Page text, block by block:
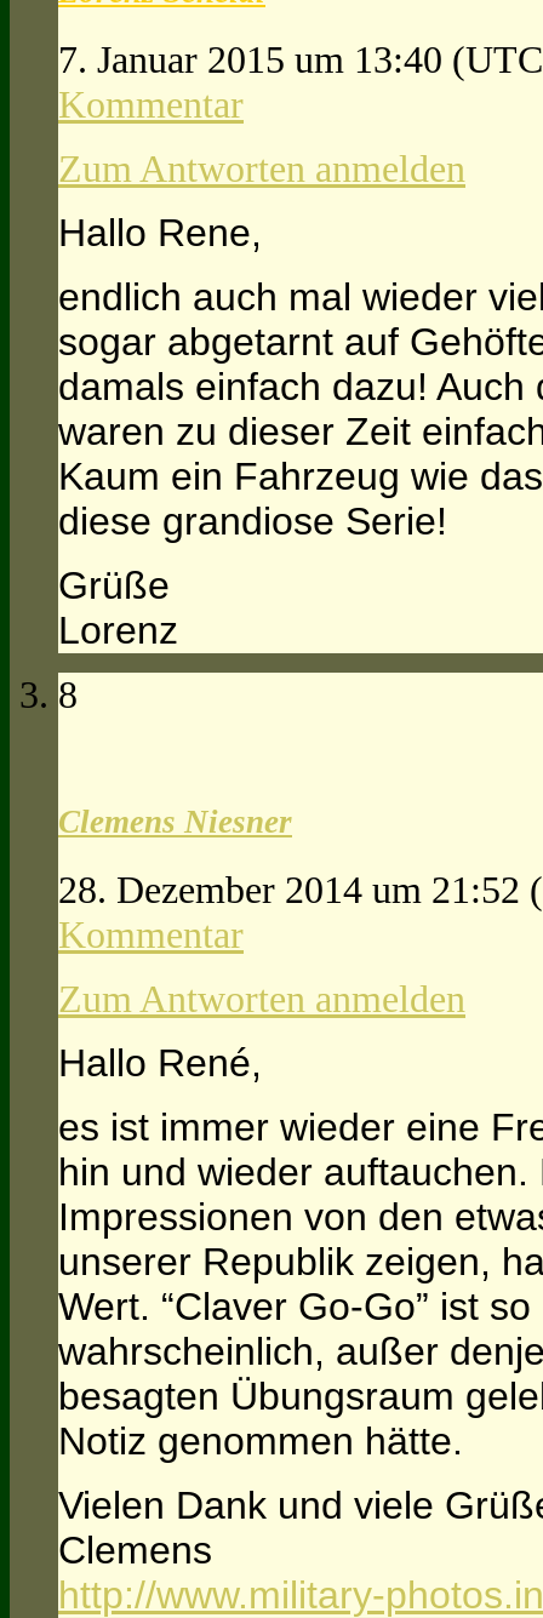
7. Januar 2015 um 13:40
Kommentar
Zum Antworten anmelden
Hallo Rene,
endlich auch mal wieder
sogar abgetarnt auf
damals einfach dazu!
waren zu dieser Zeit
Kaum ein Fahrzeug wie
diese grandiose Serie!
Grüße
Lorenz
8
Clemens Niesner
28. Dezember 2014 um 21:52
Kommentar
Zum Antworten anmelden
Hallo René,
es ist immer wieder eine
hin und wieder
Impressionen von den
unserer Republik zeigen,
Wert. “Claver Go-Go” ist
wahrscheinlich, außer
besagten Übungsraum
Notiz genommen hätte.
Vielen Dank und viele
Clemens
http://www.military-